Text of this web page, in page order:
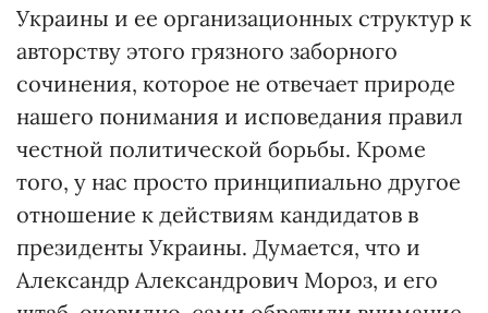
Украины и ее организационных структур к
авторству этого грязного заборного
сочинения, которое не отвечает природе
нашего понимания и исповедания правил
честной политической борьбы. Кроме
того, у нас просто принципиально другое
отношение к действиям кандидатов в
президенты Украины. Думается, что и
Александр Александрович Мороз, и его